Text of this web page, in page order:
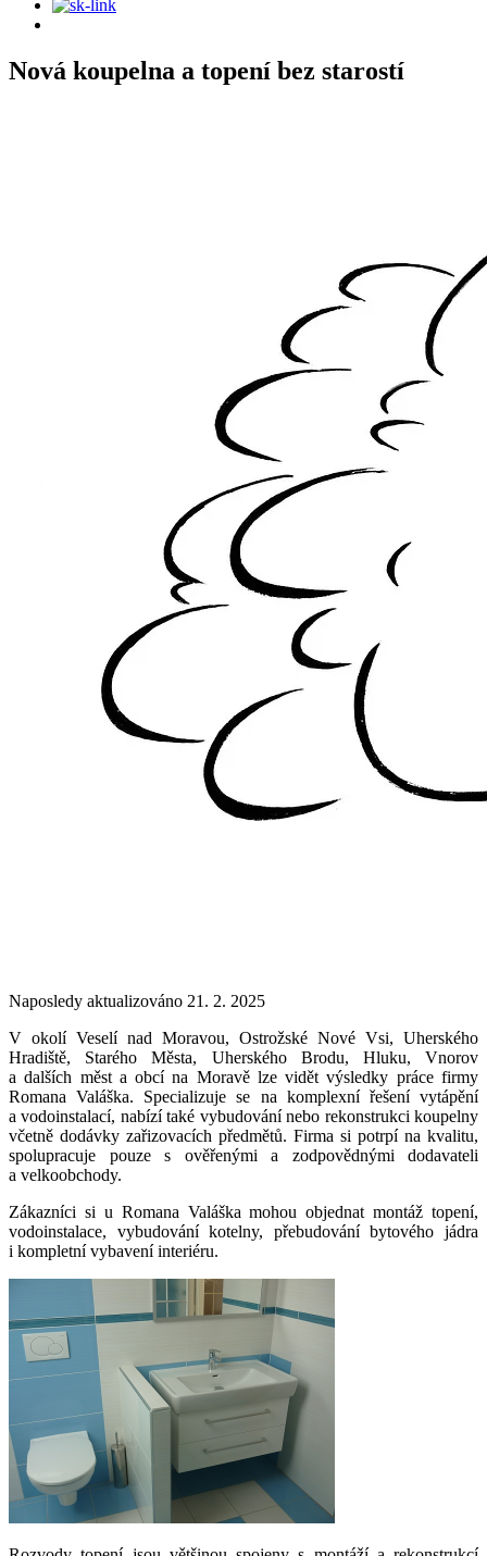
Nová koupelna a topení bez starostí
Naposledy aktualizováno 21. 2. 2025
V okolí Veselí nad Moravou, Ostrožské Nové Vsi, Uherského
Hradiště, Starého Města, Uherského Brodu, Hluku, Vnorov
a dalších měst a obcí na Moravě lze vidět výsledky práce firmy
Romana Valáška. Specializuje se na komplexní řešení vytápění
a vodoinstalací, nabízí také vybudování nebo rekonstrukci koupelny
včetně dodávky zařizovacích předmětů. Firma si potrpí na kvalitu,
spolupracuje pouze s ověřenými a zodpovědnými dodavateli
a velkoobchody.
Zákazníci si u Romana Valáška mohou objednat montáž topení,
vodoinstalace, vybudování kotelny, přebudování bytového jádra
i kompletní vybavení interiéru.